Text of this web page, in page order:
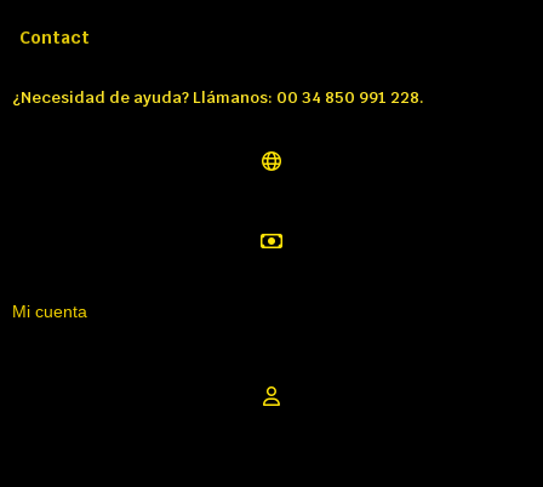
Contact
¿Necesidad de ayuda? Llámanos: 00 34 850 991 228.
Mi cuenta